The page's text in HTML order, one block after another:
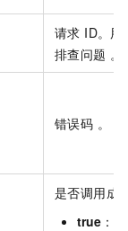
请求 ID。用
排查问题 。
错误码 。
是否调用成
true ：